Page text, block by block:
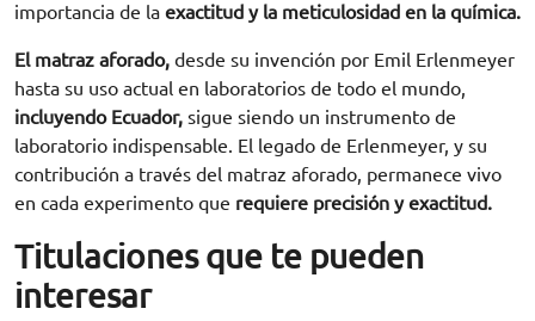
importancia de la exactitud y la meticulosidad en la química.
El matraz aforado, desde su invención por Emil Erlenmeyer
hasta su uso actual en laboratorios de todo el mundo,
incluyendo Ecuador, sigue siendo un instrumento de
laboratorio indispensable. El legado de Erlenmeyer, y su
contribución a través del matraz aforado, permanece vivo
en cada experimento que requiere precisión y exactitud.
Titulaciones que te pueden
interesar